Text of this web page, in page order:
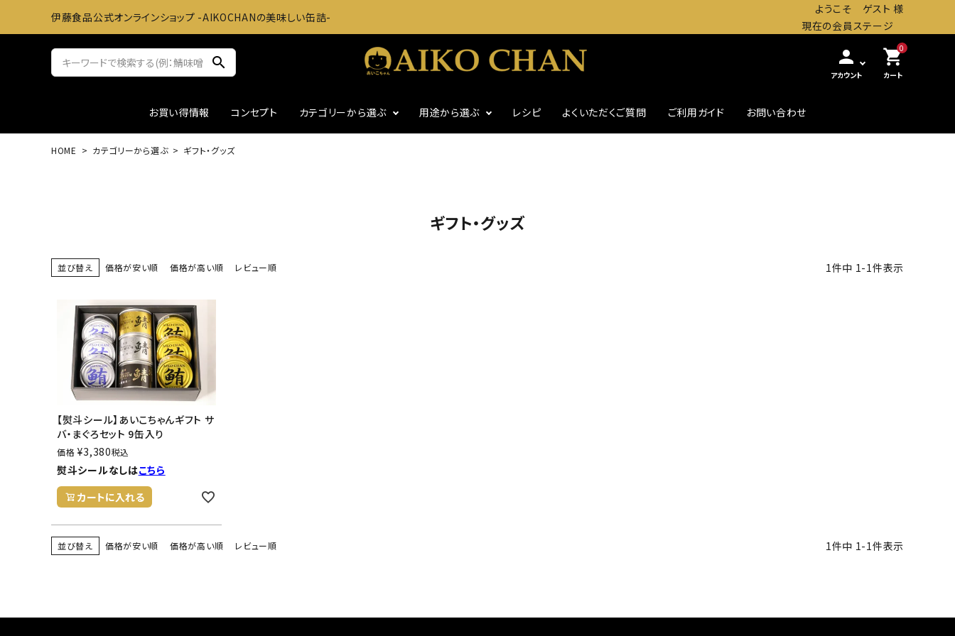
伊藤食品公式オンラインショップ -AIKOCHANの美味しい缶詰-
ようこそ ゲスト 様
現在の会員ステージ
search person
アカウント
0
shopping_cart
カート
お買い得情報 コンセプト カテゴリーから選ぶ
食塩不使用
用途から選ぶ レシピ よくいただくご質問 ご利用ガイド お問い合わせ
HOME カテゴリーから選ぶ ギフト・グッズ
ギフト・グッズ
並び替え 価格が安い順 価格が高い順 レビュー順 1件中 1-1件表示
【熨斗シール】あいこちゃんギフト サ
バ・まぐろセット 9缶入り
価格 ¥3,380税込
熨斗シールなしはこちら
カートに入れる
並び替え 価格が安い順 価格が高い順 レビュー順 1件中 1-1件表示